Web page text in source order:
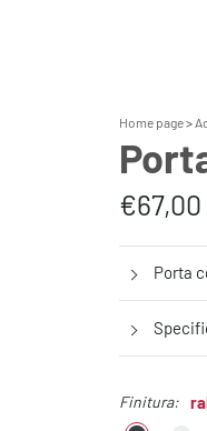
Home page
€67,00
Porta
Finitura: